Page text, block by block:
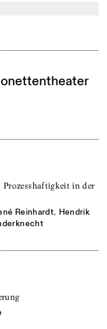
Prozesshaftigkeit in der
Reinhardt, Hendrik